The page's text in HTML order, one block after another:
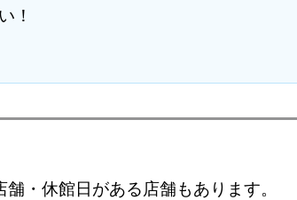
！
・休館日がある店舗もあります。